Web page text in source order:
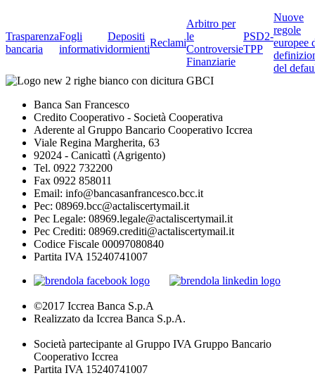
Trasparenza
bancaria
Fogli
informativi
Depositi
dormienti
Reclami
Arbitro per
le
Controversie
Finanziarie
PSD2-
TPP
Nuove
regole
europee
del
Banca San Francesco
Credito Cooperativo - Società Cooperativa
Aderente al Gruppo Bancario Cooperativo Iccrea
Viale Regina Margherita, 63
92024 - Canicattì (Agrigento)
Tel. 0922 732200
Fax 0922 858011
Email: info@bancasanfrancesco.bcc.it
Pec: 08969.bcc@actaliscertymail.it
Pec Legale: 08969.legale@actaliscertymail.it
Pec Crediti: 08969.crediti@actaliscertymail.it
Codice Fiscale 00097080840
Partita IVA 15240741007
©2017 Iccrea Banca S.p.A
Realizzato da Iccrea Banca S.p.A.
Società partecipante al Gruppo IVA Gruppo Bancario
Cooperativo Iccrea
Partita IVA 15240741007